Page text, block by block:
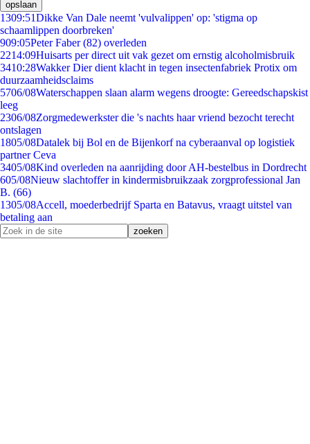
opslaan
1309:51Dikke Van Dale neemt 'vulvalippen' op: 'stigma op
schaamlippen doorbreken'
909:05Peter Faber (82) overleden
2214:09Huisarts per direct uit vak gezet om ernstig alcoholmisbruik
3410:28Wakker Dier dient klacht in tegen insectenfabriek Protix om
duurzaamheidsclaims
5706/08Waterschappen slaan alarm wegens droogte: Gereedschapskist
leeg
2306/08Zorgmedewerkster die 's nachts haar vriend bezocht terecht
ontslagen
1805/08Datalek bij Bol en de Bijenkorf na cyberaanval op logistiek
partner Ceva
3405/08Kind overleden na aanrijding door AH-bestelbus in Dordrecht
605/08Nieuw slachtoffer in kindermisbruikzaak zorgprofessional Jan
B. (66)
1305/08Accell, moederbedrijf Sparta en Batavus, vraagt uitstel van
betaling aan